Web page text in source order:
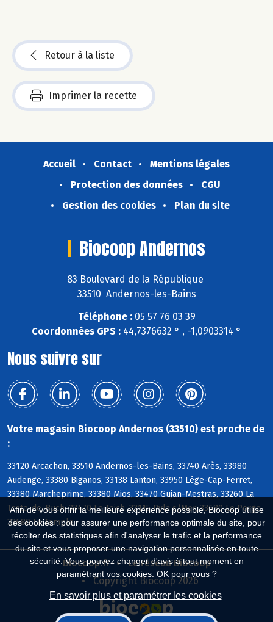
Afin de vous offrir la meilleure expérience possible, Biocoop utilise
des cookies : pour assurer une performance optimale du site, pour
récolter des statistiques afin d'analyser le trafic et la performance
du site et vous proposer une navigation personnalisée en toute
sécurité. Vous pouvez changer d'avis à tout moment en
paramétrant vos cookies. OK pour vous ?
En savoir plus et paramétrer les cookies
Retour à la liste
Imprimer la recette
Accueil Contact
Mentions légales
Protection des données
CGU
Gestion des cookies
Plan du site
Biocoop Andernos
83 Boulevard de la République
33510 Andernos-les-Bains
Téléphone :05 57 76 03 39
Coordonnées GPS : 44,7376632 ° , -1,0903314 °
Nous suivre sur
Votre magasin Biocoop Andernos (33510) est proche de
:
33120 Arcachon, 33510 Andernos-les-Bains, 33740 Arès, 33980
Audenge, 33380 Biganos, 33138 Lanton, 33950 Lège-Cap-Ferret,
33380 Marcheprime, 33380 Mios, 33470 Gujan-Mestras, 33260 La
Teste-de-Buch, 33470 Le Teich, 33115 Pyla s/Mer, 33680 Le Porge,
33680 Le Temple
Biocoop.fr
Le réseau Biocoop
Copyright Biocoop 2026